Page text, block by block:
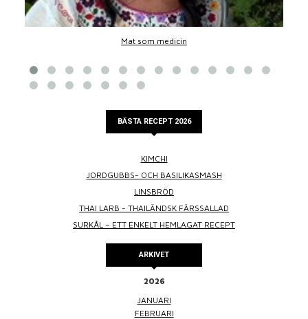
Mat som medicin
BÄSTA RECEPT 2026
KIMCHI
JORDGUBBS- OCH BASILIKASMASH
LINSBRÖD
THAI LARB - THAILÄNDSK FÄRSSALLAD
SURKÅL – ETT ENKELT HEMLAGAT RECEPT
ARKIVET
2026
JANUARI
FEBRUARI